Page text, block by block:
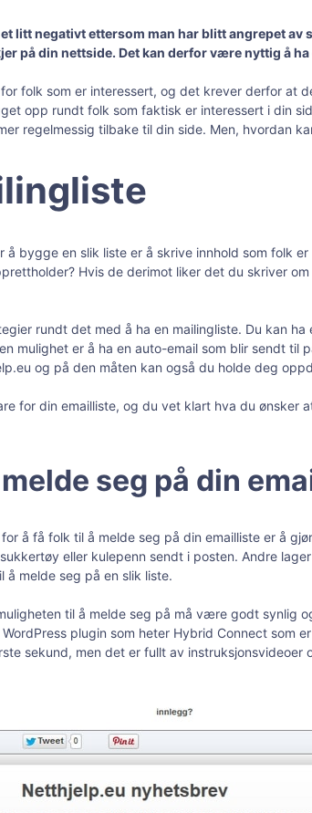
litt negativt ettersom man har blitt angrepet
på din nettside. Det kan derfor være nyttig å
folk som er interessert, og det krever derfor at
opp rundt folk som faktisk er interessert i
regelmessig tilbake til din side. Men, hvordan
å bygge en slik liste er å skrive innhold som folk
Hvis de derimot liker det du skriver
rundt det med å ha en mailingliste. Du kan
mulighet er å ha en auto-email som blir sendt
og på den måten kan også du holde deg
for din emailliste, og du vet klart hva du
seg på din
å få folk til å melde seg på din emailliste er å
eller kulepenn sendt i posten. Andre
å melde seg på en slik liste.
til å melde seg på må være godt synlig
plugin som heter Hybrid Connect som
sekund, men det er fullt av